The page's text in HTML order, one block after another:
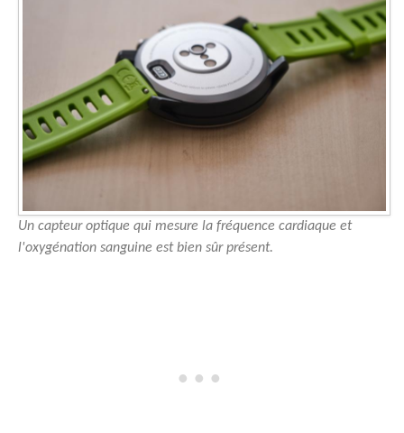
Un capteur optique qui mesure la fréquence cardiaque et
l'oxygénation sanguine est bien sûr présent.